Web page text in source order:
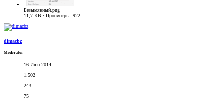
Безымянный.png
11,7 KB · Просмотры: 922
dimacbz
Moderator
16 Июн 2014
1.502
243
75